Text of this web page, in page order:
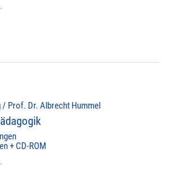
/ Prof. Dr. Albrecht Hummel
+ CD-ROM